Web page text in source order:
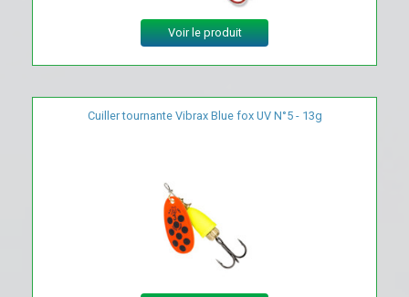
Voir le produit
Cuiller tournante Vibrax Blue fox UV N°5 - 13g